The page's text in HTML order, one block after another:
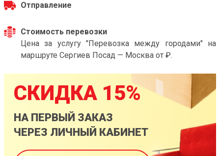
Отправление
Стоимость перевозки
Цена за услугу "Перевозка между городами" на
маршруте Сергиев Посад — Москва от ₽.
СКИДКА 15%
НА ПЕРВЫЙ ЗАКАЗ
ЧЕРЕЗ ЛИЧНЫЙ КАБИНЕТ